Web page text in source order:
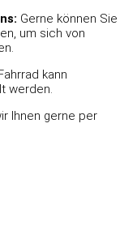
Gerne können Sie
um sich von
kann
werden.
Ihnen gerne per